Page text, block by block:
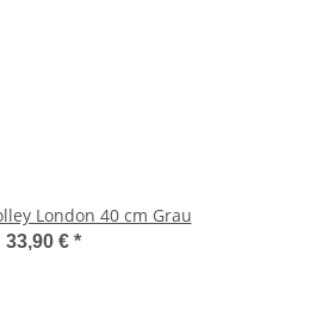
London 40 cm Grau
33,90 € *